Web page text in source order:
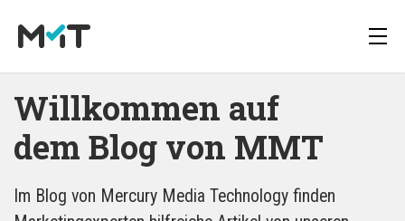
Über uns
Karriere
Deutsch
English
Media Operations Plattform
Marketing Measurement
Newsletter
Downloads
Willkommen auf
dem Blog von MMT
Im Blog von Mercury Media Technology finden
Blog: